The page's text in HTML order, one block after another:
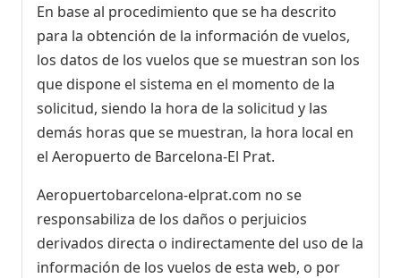
En base al procedimiento que se ha descrito
para la obtención de la información de vuelos,
los datos de los vuelos que se muestran son los
que dispone el sistema en el momento de la
solicitud, siendo la hora de la solicitud y las
demás horas que se muestran, la hora local en
el Aeropuerto de Barcelona-El Prat.
Aeropuertobarcelona-elprat.com no se
responsabiliza de los daños o perjuicios
derivados directa o indirectamente del uso de la
información de los vuelos de esta web, o por